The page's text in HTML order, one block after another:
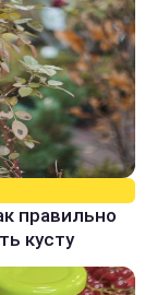
правильно
кусту